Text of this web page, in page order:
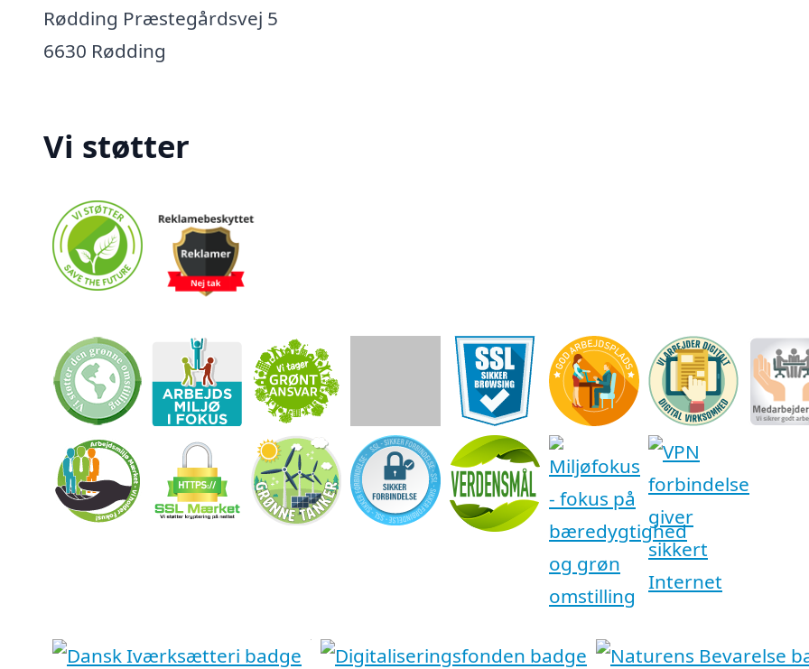
Rødding Præstegårdsvej 5
6630 Rødding
Vi støtter